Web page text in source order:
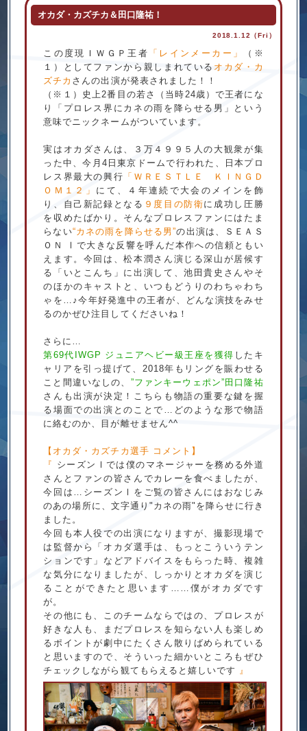
オカダ・カズチカ＆田口隆祐！
2018.1.12（Fri）
この度現ＩＷＧＰ王者 「レインメーカー」
（※
１）としてファンから親しまれている オカダ・カ
ズチカ さんの出演が発表されました！！
（※１）史上2番目の若さ（当時24歳）で王者にな
り「プロレス界にカネの雨を降らせる男」という
意味でニックネームがついています。
実はオカダさんは、３万４９９５人の大観衆が集
った中、今月4日東京ドームで行われた、日本プロ
レス界最大の興行 「ＷＲＥＳＴＬＥ ＫＩＮＧＤ
ＯＭ１２」 にて、４年連続で大会のメインを飾
り、自己新記録となる ９度目の防衛に成功し圧勝
を収めたばかり。そんなプロレスファンにはたま
らない“カネの雨を降らせる男”の出演は、ＳＥＡＳ
ＯＮ
で大きな反響を呼んだ本作への信頼ともい
えます。今回は、松本潤さん演じる深山が居候す
る「いとこんち」に出演して、池田貴史さんやそ
のほかのキャストと、いつもどうりのわちゃわち
ゃを…♪今年好発進中の王者が、どんな演技をみせ
るのかぜひ注目してくださいね！
さらに…
第69代IWGP ジュニアヘビー級王座を獲得 したキ
ャリアを引っ提げて、2018年もリングを賑わせる
こと間違いなしの、 ”ファンキーウェポン”田口隆祐
さんも出演が決定！こちらも物語の重要な鍵を握
る場面での出演とのことで…どのような形で物語
に絡むのか、目が離せません^^
【オカダ・カズチカ選手 コメント】
『 シーズン
では僕のマネージャーを務める外道
さんとファンの皆さんでカレーを食べましたが、
今回は…シーズン
をご覧の皆さんにはおなじみ
のあの場所に、文字通り"カネの雨"を降らせに行き
ました。
今回も本人役での出演になりますが、撮影現場で
は監督から「オカダ選手は、もっとこういうテン
ションです」などアドバイスをもらった時、複雑
な気分になりましたが、しっかりとオカダを演じ
ることができたと思います……僕がオカダです
が。
その他にも、このチームならではの、プロレスが
好きな人も、まだプロレスを知らない人も楽しめ
るポイントが劇中にたくさん散りばめられている
と思いますので、そういった細かいところもぜひ
チェックしながら観てもらえると嬉しいです 』